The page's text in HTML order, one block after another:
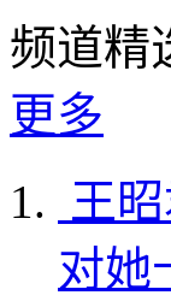
频道精
更多
王
对她